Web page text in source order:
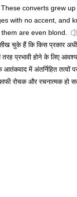
converts grew
with no accent, and
are even blond.
चुके हैं कि किस प्रकार
तरह प्रभावी होने के लिए
में अंतर्निहित तत्वों
रोचक और रचनात्मक हो